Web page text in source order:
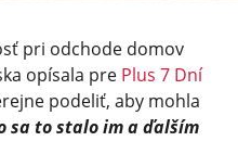
pri odchode domov
opísala pre Plus 7 Dní
podeliť, aby mohla
sa to stalo im a ďalším